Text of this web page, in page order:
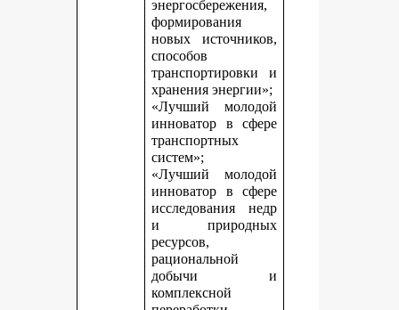
энергосбережения,
формирования
новых источников,
способов
транспортировки и
хранения энергии»;
«Лучший молодой
инноватор в сфере
транспортных
систем»;
«Лучший молодой
инноватор в сфере
исследования недр
и природных
ресурсов,
рациональной
добычи и
комплексной